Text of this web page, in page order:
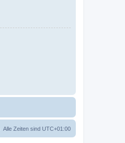
Alle Zeiten sind UTC+01:00